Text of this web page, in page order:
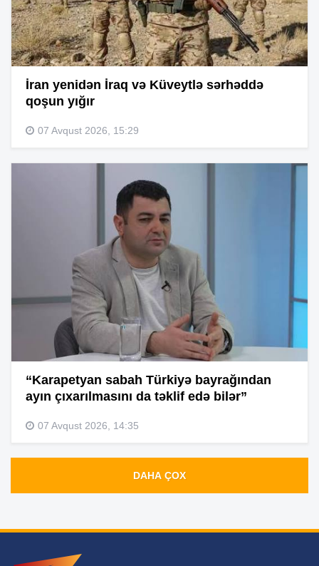
İran yenidən İraq və Küveytlə sərhəddə
qoşun yığır
07 Avqust 2026, 15:29
“Karapetyan sabah Türkiyə bayrağından
ayın çıxarılmasını da təklif edə bilər”
07 Avqust 2026, 14:35
DAHA ÇOX